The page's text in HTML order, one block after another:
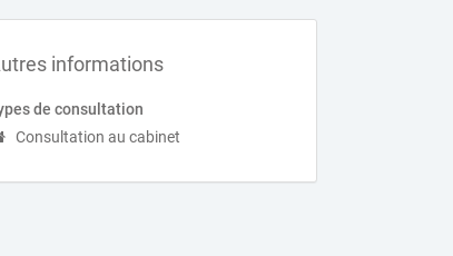
informations
de consultation
Consultation au cabinet